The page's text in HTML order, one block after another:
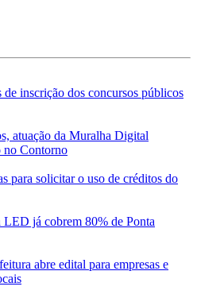
inscrição dos concursos públicos
atuação da Muralha Digital
no Contorno
para solicitar o uso de créditos do
LED já cobrem 80% de Ponta
abre edital para empresas e